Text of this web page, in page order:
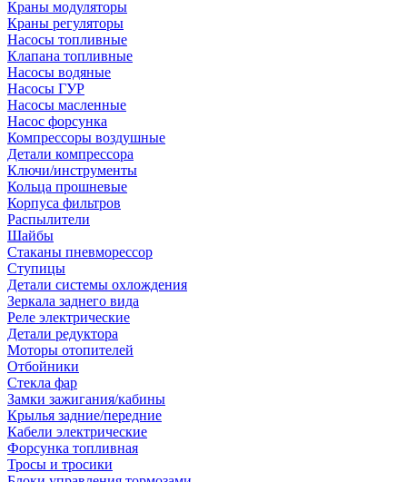
Краны модуляторы
Краны регуляторы
Насосы топливные
Клапана топливные
Насосы водяные
Насосы ГУР
Насосы масленные
Насос форсунка
Компрессоры воздушные
Детали компрессора
Ключи/инструменты
Кольца прошневые
Корпуса фильтров
Распылители
Шайбы
Стаканы пневморессор
Ступицы
Детали системы охлождения
Зеркала заднего вида
Реле электрические
Детали редуктора
Моторы отопителей
Отбойники
Стекла фар
Замки зажигания/кабины
Крылья задние/передние
Кабели электрические
Форсунка топливная
Тросы и тросики